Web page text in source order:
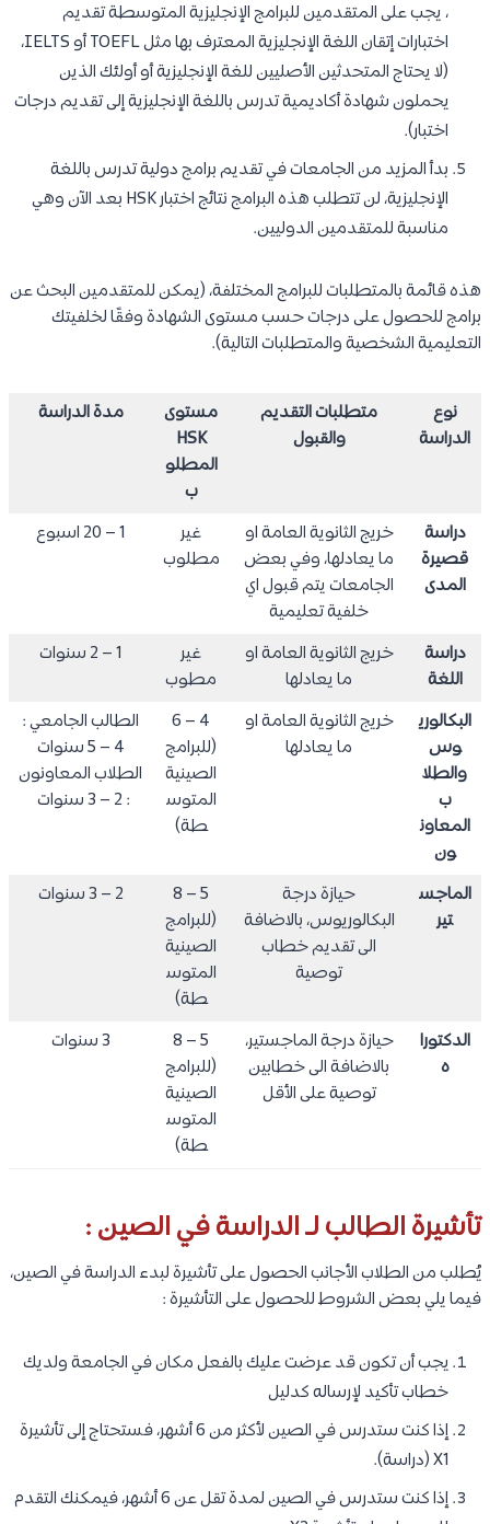
، يجب على المتقدمين للبرامج الإنجليزية المتوسطة تقديم
اختبارات إتقان اللغة الإنجليزية المعترف بها مثل TOEFL أو IELTS،
(لا يحتاج المتحدثين الأصليين للغة الإنجليزية أو أولئك الذين
يحملون شهادة أكاديمية تدرس باللغة الإنجليزية إلى تقديم درجات
اختبار).
بدأ المزيد من الجامعات في تقديم برامج دولية تدرس باللغة
الإنجليزية، لن تتطلب هذه البرامج نتائج اختبار HSK بعد الآن وهي
مناسبة للمتقدمين الدوليين.
هذه قائمة بالمتطلبات للبرامج المختلفة، (يمكن للمتقدمين البحث عن
برامج للحصول على درجات حسب مستوى الشهادة وفقًا لخلفيتك
التعليمية الشخصية والمتطلبات التالية).
نوع
الدراسة
متطلبات التقديم
والقبول
مستوى
HSK
المطلو
ب
مدة الدراسة
دراسة
قصيرة
المدى
خريج الثانوية العامة او
ما يعادلها، وفي بعض
الجامعات يتم قبول اي
خلفية تعليمية
غير
مطلوب
1 – 20 اسبوع
دراسة
اللغة
خريج الثانوية العامة او
ما يعادلها
غير
مطوب
1 – 2 سنوات
البكالوري
وس
والطلا
ب
المعاون
ون
خريج الثانوية العامة او
ما يعادلها
4 – 6
(للبرامج
الصينية
المتوس
طة)
الطالب الجامعي :
4 – 5 سنوات
الطلاب المعاونون
: 2 – 3 سنوات
الماجس
تير
حيازة درجة
البكالوريوس، بالاضافة
الى تقديم خطاب
توصية
5 – 8
(للبرامج
الصينية
المتوس
طة)
2 – 3 سنوات
الدكتورا
ه
حيازة درجة الماجستير،
بالاضافة الى خطابين
توصية على الأقل
5 – 8
(للبرامج
الصينية
المتوس
طة)
3 سنوات
تأشيرة الطالب لـ الدراسة في الصين :
يُطلب من الطلاب الأجانب الحصول على تأشيرة لبدء الدراسة في الصين،
فيما يلي بعض الشروط للحصول على التأشيرة :
يجب أن تكون قد عرضت عليك بالفعل مكان في الجامعة ولديك
خطاب تأكيد لإرساله كدليل
إذا كنت ستدرس في الصين لأكثر من 6 أشهر، فستحتاج إلى تأشيرة
X1 (دراسة).
إذا كنت ستدرس في الصين لمدة تقل عن 6 أشهر، فيمكنك التقدم